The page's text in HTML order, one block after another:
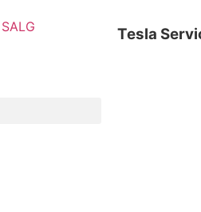
Tesla